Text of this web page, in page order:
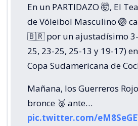
En un PARTIDAZO 🤯, El
de Vóleibol Masculino 🏐
🇧🇷 por un ajustadísimo 3-
25, 23-25, 25-13 y 19-17)
Copa Sudamericana de
Mañana, los Guerreros
bronce 🥉 ante…
pic.twitter.com/